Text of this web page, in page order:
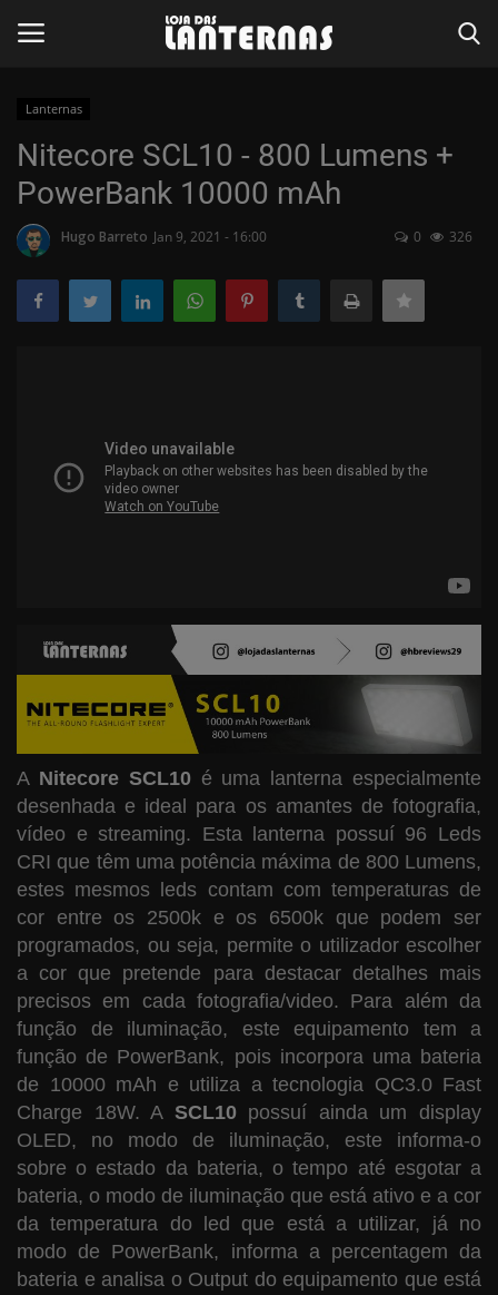
Página Inicial
Reviews
Contato
Cutelaria
Comunidade
Lanternas
Nitecore SCL10 - 800 Lumens +
PowerBank 10000 mAh
Hugo Barreto Jan 9, 2021 - 16:00 0 326
A Nitecore SCL10é uma lanterna especialmente
desenhada e ideal para os amantes de fotografia,
vídeo e streaming. Esta lanterna possuí 96 Leds
CRI que têm uma potência máxima de 800 Lumens,
estes mesmos leds contam com temperaturas de
cor entre os 2500k e os 6500k que podem ser
programados, ou seja, permite o utilizador escolher
a cor que pretende para destacar detalhes mais
precisos em cada fotografia/video. Para além da
função de iluminação, este equipamento tem a
função de PowerBank, pois incorpora uma bateria
de 10000 mAh e utiliza a tecnologia QC3.0 Fast
Charge 18W. A SCL10possuí ainda um display
OLED, no modo de iluminação, este informa-o
sobre o estado da bateria, o tempo até esgotar a
bateria, o modo de iluminação que está ativo e a cor
da temperatura do led que está a utilizar, já no
modo de PowerBank, informa a percentagem da
bateria e analisa o Output do equipamento que está